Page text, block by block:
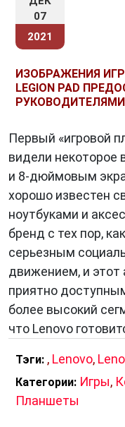
07
2021
ИЗОБРАЖЕНИЯ
LEGION PAD
Первый «игровой
видели некоторое
и 8-дюймовым
хорошо известен
ноутбуками и
бренд с тех пор,
серьезным
движением, и
приятно
более высокий
что Lenovo
Тэги: , Lenovo,
Категории: Игры,
Планшеты